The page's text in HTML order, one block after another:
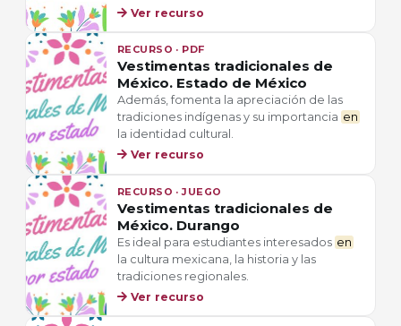
Ver recurso
RECURSO · PDF
Vestimentas tradicionales de
México. Estado de México
Además, fomenta la apreciación de las
tradiciones indígenas y su importancia en
la identidad cultural.
Ver recurso
RECURSO · JUEGO
Vestimentas tradicionales de
México. Durango
Es ideal para estudiantes interesados en
la cultura mexicana, la historia y las
tradiciones regionales.
Ver recurso